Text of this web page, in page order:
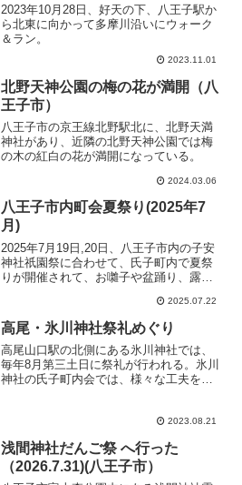
2023年10月28日、好天の下、八王子駅か
ら北東に向かって多摩川沿いにウォーク
＆ラン。
2023.11.01
北野天神公園の梅の花が満開（八
王子市）
八王子市の京王線北野駅北に、北野天満
神社があり、近隣の北野天神公園では梅
の木の紅白の花が満開になっている。
2024.03.06
八王子市内町会夏祭り(2025年7
月)
2025年7月19日,20日、八王子市内の子安
神社祇園祭に合わせて、氏子町内で夏祭
りが開催されて、お囃子や盆踊り、露店
2025.07.22
高尾・氷川神社祭礼めぐり
高尾山口駅の北側にある氷川神社では、
毎年8月第三土日に祭礼が行われる。氷川
神社の氏子町内会では、様々な工夫をし
2023.08.21
浅間神社だんご祭 へ行った
（2026.7.31)(八王子市）